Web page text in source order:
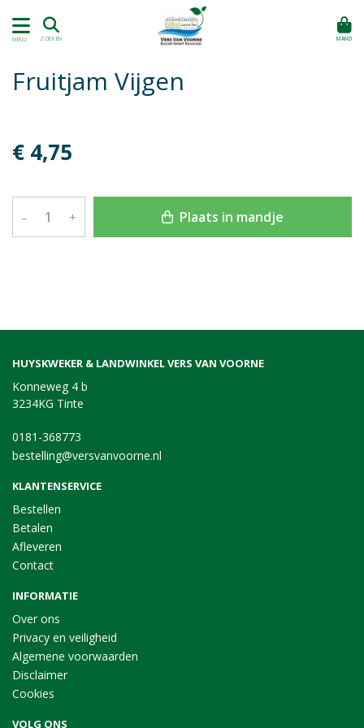
MENU ZOEKEN MAND
Fruitjam Vijgen
€ 4,75
– + Plaats in mandje
HUYSKWEKER & LANDWINKEL VERS VAN VOORNE
Konneweg 4 b
3234KG Tinte
0181-368773
bestelling@versvanvoorne.nl
KLANTENSERVICE
Bestellen
Betalen
Afleveren
Contact
INFORMATIE
Over ons
Privacy en veiligheid
Algemene voorwaarden
Disclaimer
Cookies
VOLG ONS